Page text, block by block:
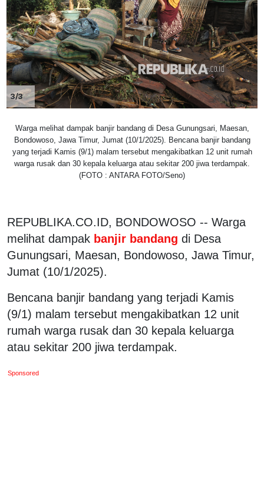
3/3
Warga melihat dampak banjir bandang di Desa Gunungsari, Maesan,
Bondowoso, Jawa Timur, Jumat (10/1/2025). Bencana banjir bandang
yang terjadi Kamis (9/1) malam tersebut mengakibatkan 12 unit rumah
warga rusak dan 30 kepala keluarga atau sekitar 200 jiwa terdampak.
(FOTO : ANTARA FOTO/Seno)
REPUBLIKA.CO.ID, BONDOWOSO -- Warga
melihat dampak banjir bandang di Desa
Gunungsari, Maesan, Bondowoso, Jawa Timur,
Jumat (10/1/2025).
Bencana banjir bandang yang terjadi Kamis
(9/1) malam tersebut mengakibatkan 12 unit
rumah warga rusak dan 30 kepala keluarga
atau sekitar 200 jiwa terdampak.
Sponsored